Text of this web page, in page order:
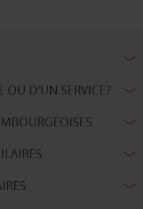
OU D'UN SERVICE?